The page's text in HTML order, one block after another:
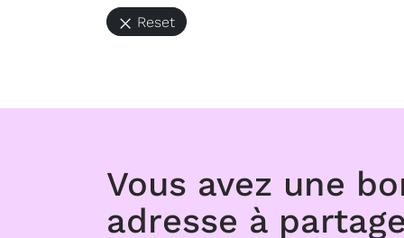
Reset
Vous avez une
adresse à